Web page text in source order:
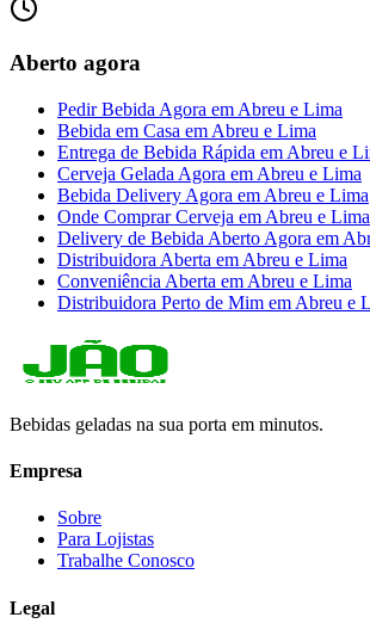
Aberto agora
Pedir Bebida Agora em Abreu e Lima
Bebida em Casa em Abreu e Lima
Entrega de Bebida Rápida em Abreu e
Cerveja Gelada Agora em Abreu e Lima
Bebida Delivery Agora em Abreu e Lima
Onde Comprar Cerveja em Abreu e Lima
Delivery de Bebida Aberto Agora em
Distribuidora Aberta em Abreu e Lima
Conveniência Aberta em Abreu e Lima
Distribuidora Perto de Mim em Abreu e
Bebidas geladas na sua porta em minutos.
Empresa
Sobre
Para Lojistas
Trabalhe Conosco
Legal